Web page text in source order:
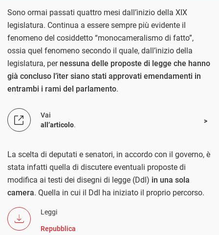
Sono ormai passati quattro mesi dall’inizio della XIX
legislatura. Continua a essere sempre più evidente il
fenomeno del cosiddetto “monocameralismo di fatto”,
ossia quel fenomeno secondo il quale, dall’inizio della
legislatura, per nessuna delle proposte di legge che hanno
già concluso l’iter siano stati approvati emendamenti in
entrambi i rami del parlamento.
Vai
all’articolo.
La scelta di deputati e senatori, in accordo con il governo, è
stata infatti quella di discutere eventuali proposte di
modifica ai testi dei disegni di legge (Ddl) in una sola
camera. Quella in cui il Ddl ha iniziato il proprio percorso.
Leggi
Repubblica